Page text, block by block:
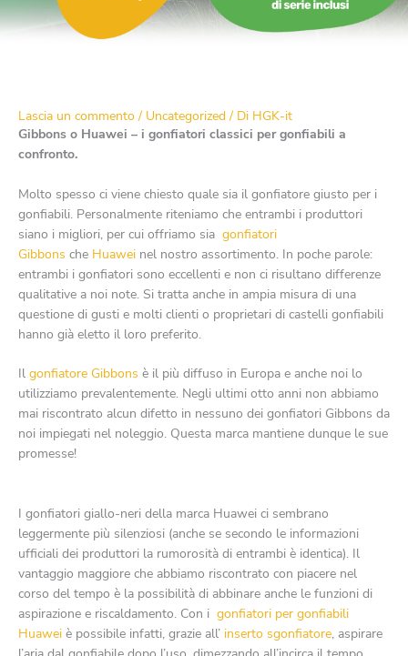
Lascia un commento / Uncategorized / Di HGK-it
Gibbons o Huawei – i gonfiatori classici per gonfiabili a
confronto.
Molto spesso ci viene chiesto quale sia il gonfiatore giusto per i
gonfiabili. Personalmente riteniamo che entrambi i produttori
siano i migliori, per cui offriamo sia gonfiatori
Gibbons che Huawei nel nostro assortimento. In poche parole:
entrambi i gonfiatori sono eccellenti e non ci risultano differenze
qualitative a noi note. Si tratta anche in ampia misura di una
questione di gusti e molti clienti o proprietari di castelli gonfiabili
hanno già eletto il loro preferito.
Il gonfiatore Gibbons è il più diffuso in Europa e anche noi lo
utilizziamo prevalentemente. Negli ultimi otto anni non abbiamo
mai riscontrato alcun difetto in nessuno dei gonfiatori Gibbons da
noi impiegati nel noleggio. Questa marca mantiene dunque le sue
promesse!
I gonfiatori giallo-neri della marca Huawei ci sembrano
leggermente più silenziosi (anche se secondo le informazioni
ufficiali dei produttori la rumorosità di entrambi è identica). Il
vantaggio maggiore che abbiamo riscontrato con piacere nel
corso del tempo è la possibilità di abbinare anche le funzioni di
aspirazione e riscaldamento. Con i gonfiatori per gonfiabili
Huawei è possibile infatti, grazie all’ inserto sgonfiatore, aspirare